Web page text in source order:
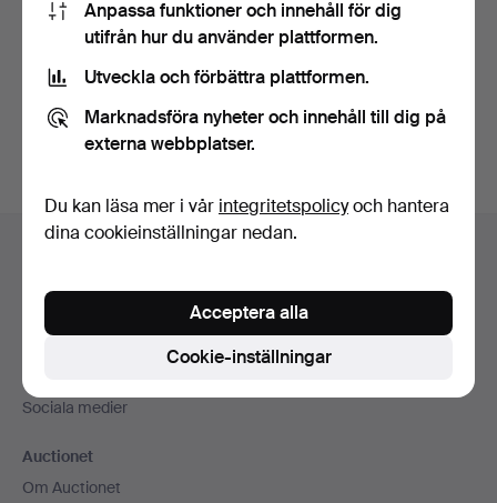
Du kan också söka ivårt arkiv med avslutade auktioner
Sidfotsnavigation
Sociala medier
Auctionet
Om Auctionet
Anpassa funktioner och innehåll för dig
utifrån hur du använder plattformen.
Utveckla och förbättra plattformen.
Marknadsföra nyheter och innehåll till dig på
externa webbplatser.
Du kan läsa mer i vår integritetspolicyoch hantera
dina cookieinställningar nedan.
Cookie-inställningar
Acceptera alla